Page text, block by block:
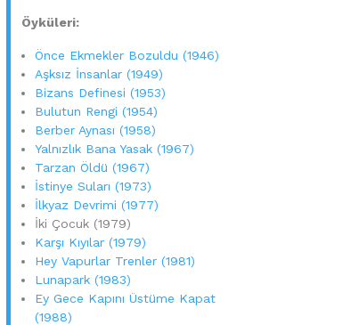
Öyküleri:
Önce Ekmekler Bozuldu (1946)
Aşksız İnsanlar (1949)
Bizans Definesi (1953)
Bulutun Rengi (1954)
Berber Aynası (1958)
Yalnızlık Bana Yasak (1967)
Tarzan Öldü (1967)
İstinye Suları (1973)
İlkyaz Devrimi (1977)
İki Çocuk (1979)
Karşı Kıyılar (1979)
Hey Vapurlar Trenler (1981)
Lunapark (1983)
Ey Gece Kapını Üstüme Kapat
(1988)